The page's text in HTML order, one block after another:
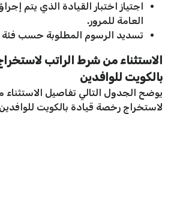
اجتياز اختبار القيادة الذي يتم
العامة للمرور.
تسديد الرسوم المطلوبة حسب فئة
الاستثناء من شرط الراتب
بالكويت للوافدين
يوضح الجدول التالي تفاصيل
لاستخراج رخصة قيادة بالكويت